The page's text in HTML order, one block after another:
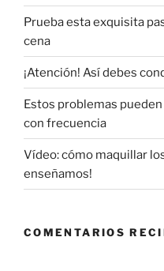
Prueba esta exquisita
cena
¡Atención! Así debes
Estos problemas
con frecuencia
Vídeo: cómo maquillar
enseñamos!
COMENTARIOS